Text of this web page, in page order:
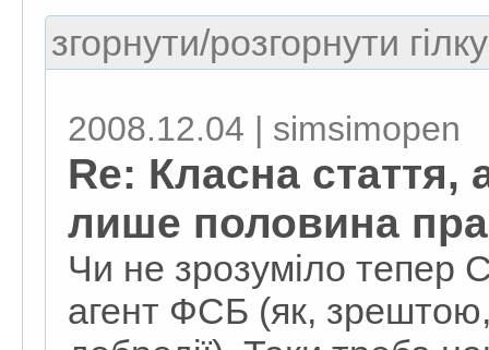
згорнути/розгорнути
2008.12.04 | simsimopen
Re: Класна стаття,
лише половина
Чи не зрозуміло тепер
агент ФСБ (як, зрештою,